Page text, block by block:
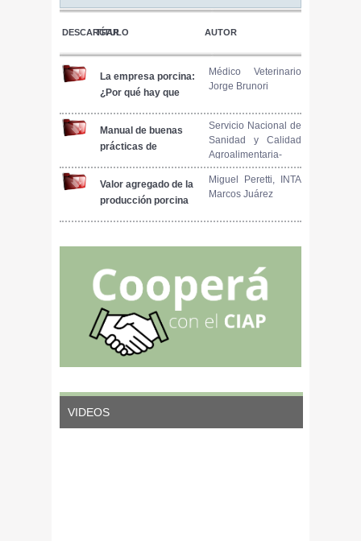
DESCARGAR
TÍTULO AUTOR
La empresa porcina:
¿Por qué hay que
Médico Veterinario
Jorge Brunori
Manual de buenas
prácticas de
el transporte
terrestre de
Servicio Nacional de
Sanidad y Calidad
Agroalimentaria-
Coordinación de
Bienestar Animal
Valor agregado de la
producción porcina
Miguel Peretti, INTA
Marcos Juárez
VIDEOS